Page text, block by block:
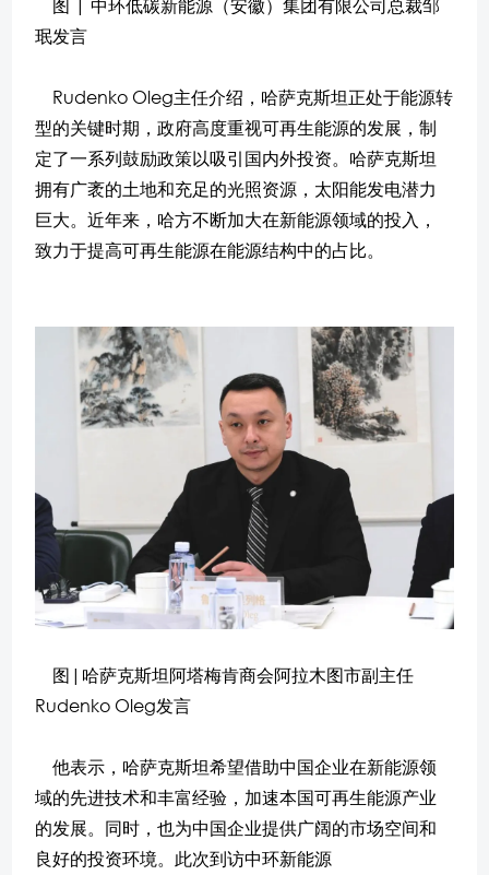
图 | 中环低碳新能源（安徽）集团有限公司总裁邹
珉发言
Rudenko Oleg主任介绍，哈萨克斯坦正处于能源转
型的关键时期，政府高度重视可再生能源的发展，制
定了一系列鼓励政策以吸引国内外投资。哈萨克斯坦
拥有广袤的土地和充足的光照资源，太阳能发电潜力
巨大。近年来，哈方不断加大在新能源领域的投入，
致力于提高可再生能源在能源结构中的占比。
图|哈萨克斯坦阿塔梅肯商会阿拉木图市副主任
Rudenko Oleg发言
他表示，哈萨克斯坦希望借助中国企业在新能源领
域的先进技术和丰富经验，加速本国可再生能源产业
的发展。同时，也为中国企业提供广阔的市场空间和
良好的投资环境。此次到访中环新能源